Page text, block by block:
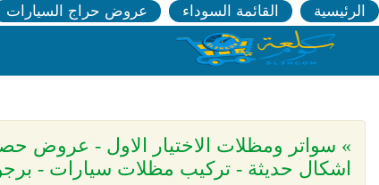
الرئيسية القائمة السوداء عروض حراج السيارات
اشكال حديثة - تركيب مظلات سيارات -